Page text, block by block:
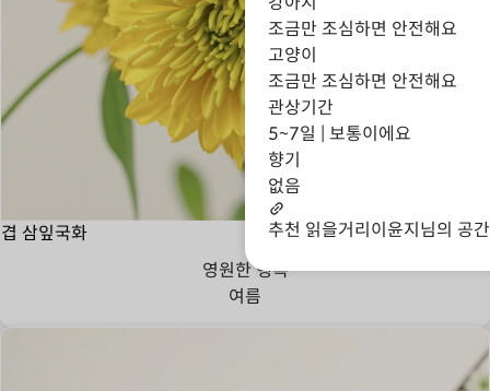
겹 삼잎국화
영원한 행복
여름
조금만 조심하면 안전해요
고양이
조금만 조심하면 안전해요
관상기간
5~7일 | 보통이에요
향기
없음
추천 읽을거리 이윤지님의 공간